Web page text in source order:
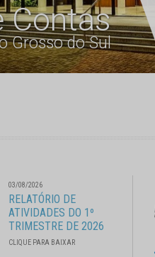
Contas
Grosso do Sul
03/08/2026
RELATÓRIO DE
ATIVIDADES DO 1º
TRIMESTRE DE 2026
CLIQUE PARA BAIXAR